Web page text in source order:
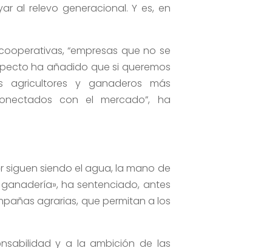
al relevo generacional. Y es, en
“empresas que no se
ha añadido que si queremos
agricultores y ganaderos más
con el mercado”, ha
siendo el agua, la mano de
ha sentenciado, antes
agrarias, que permitan a los
y a la ambición de las